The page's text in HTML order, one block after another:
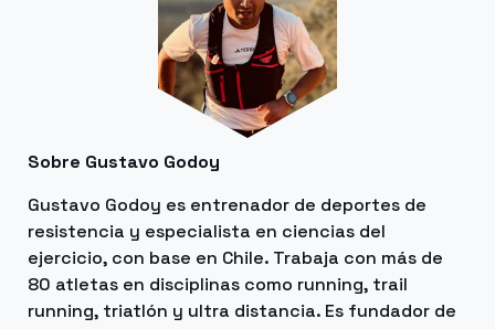
Sobre Gustavo Godoy
Gustavo Godoy es entrenador de deportes de
resistencia y especialista en ciencias del
ejercicio, con base en Chile. Trabaja con más de
80 atletas en disciplinas como running, trail
running, triatlón y ultra distancia. Es fundador de